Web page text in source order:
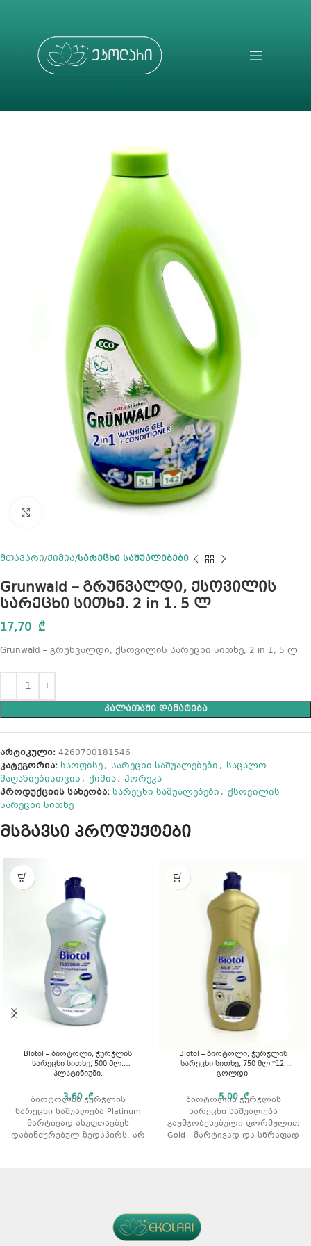
მთავარი ქიმია სარეცხი საშუალებები
Grunwald – გრუნვალდი, ქსოვილის
სარეცხი სითხე, 2 in 1, 5 ლ
17,70 ₾
Grunwald – გრუნვალდი, ქსოვილის სარეცხი სითხე, 2 in 1, 5 ლ
ᲙᲐᲚᲐᲗᲐᲨᲘ ᲓᲐᲛᲐᲢᲔᲑᲐ
არტიკული: 4260700181546
კატეგორია: საოფისე, სარეცხი საშუალებები , საცალო
მაღაზიებისთვის , ქიმია, ჰორეკა
პროდუქციის სახეობა: სარეცხი საშუალებები , ქსოვილის
სარეცხი სითხე
მსგავსი პროდუქტები
Biotol – ბიოტოლი, ჭურჭლის
სარეცხი სითხე, 500 მლ.
პლატინიუმი.
3,60₾
ბიოტოლის ჭურჭლის
სარეცხი საშუალება Platinum
მარტივად ასუფთავბეს
დაბინძურებულ ზედაპირს. არ
პროდუქტის ტიპი: გელი.
რაოდენობა შეფუთვაში: ?
Biotol – ბიოტოლი, ჭურჭლის
სარეცხი სითხე, 750 მლ.*12,
გოლდი.
5,00₾
ბიოტოლის ჭურჭლის
სარეცხი საშუალება
გაუმჯობესებული ფორმულით
Gold - მარტივად და სწრაფად
კანისთვის შესაბამისი pH
პროდუქტის ტიპი: გელი.